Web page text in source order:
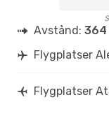
Avstånd: 364
Flygplatser
Flygplatser